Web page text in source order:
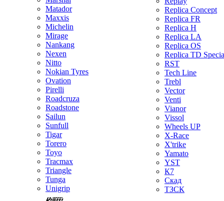
Matador
Maxxis
Michelin
Mirage
Nankang
Nexen
Nitto
Nokian Tyres
Ovation
Pirelli
Roadcruza
Roadstone
Sailun
Sunfull
Tigar
Torero
Toyo
Tracmax
Triangle
Tunga
Unigrip
Replica Concept
Replica FR
Replica H
Replica LA
Replica OS
Replica TD
RST
Tech Line
Trebl
Vector
Venti
Vianor
Vissol
Wheels UP
X-Race
X'trike
Yamato
YST
К7
Скад
ТЗСК